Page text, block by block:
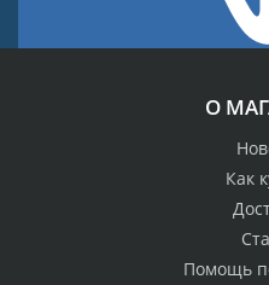
О
Как
Помощь